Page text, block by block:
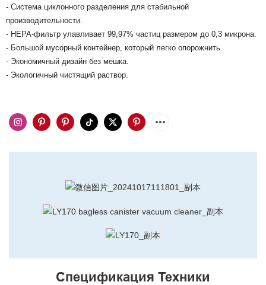
- Система циклонного разделения для стабильной
производительности.
- HEPA-фильтр улавливает 99,97% частиц размером до 0,3 микрона.
- Большой мусорный контейнер, который легко опорожнить.
- Экономичный дизайн без мешка.
- Экологичный чистящий раствор.
Спецификация Техники